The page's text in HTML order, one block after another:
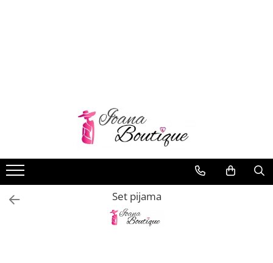
Chiloti clasici
Chiloti tanga
Compleuri & body-uri
Set pijama